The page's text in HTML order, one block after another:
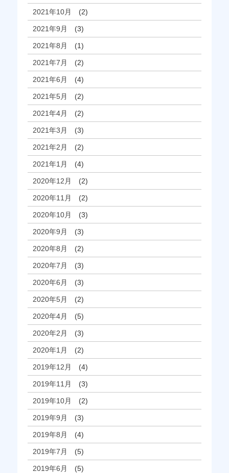
2021年10月 (2)
2021年9月 (3)
2021年8月 (1)
2021年7月 (2)
2021年6月 (4)
2021年5月 (2)
2021年4月 (2)
2021年3月 (3)
2021年2月 (2)
2021年1月 (4)
2020年12月 (2)
2020年11月 (2)
2020年10月 (3)
2020年9月 (3)
2020年8月 (2)
2020年7月 (3)
2020年6月 (3)
2020年5月 (2)
2020年4月 (5)
2020年2月 (3)
2020年1月 (2)
2019年12月 (4)
2019年11月 (3)
2019年10月 (2)
2019年9月 (3)
2019年8月 (4)
2019年7月 (5)
2019年6月 (5)